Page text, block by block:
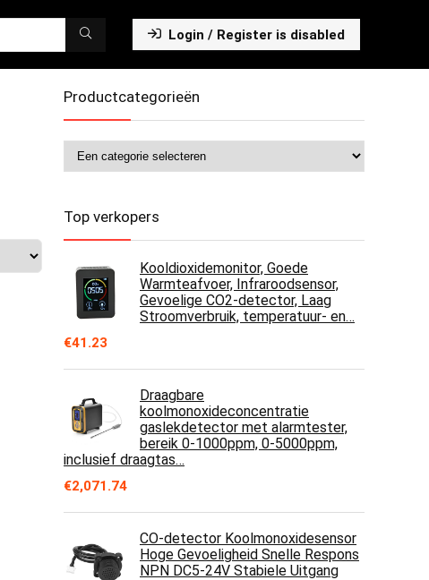
Login / Register is disabled
Productcategorieën
Top verkopers
Kooldioxidemonitor, Goede
Warmteafvoer, Infraroodsensor,
Gevoelige CO2-detector, Laag
Stroomverbruik, temperatuur- en…
€41.23
Draagbare
koolmonoxideconcentratie
gaslekdetector met alarmtester,
bereik 0-1000ppm, 0-5000ppm,
inclusief draagtas…
€2,071.74
CO-detector Koolmonoxidesensor
Hoge Gevoeligheid Snelle Respons
NPN DC5-24V Stabiele Uitgang